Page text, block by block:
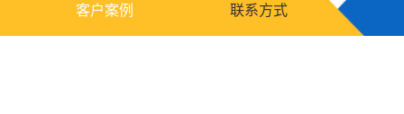
客户案例 联系方式